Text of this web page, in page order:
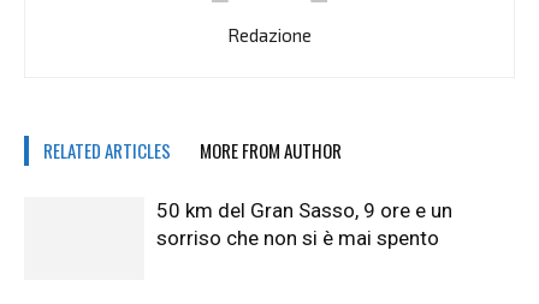
Redazione
RELATED ARTICLES MORE FROM AUTHOR
50 km del Gran Sasso, 9 ore e un
sorriso che non si è mai spento